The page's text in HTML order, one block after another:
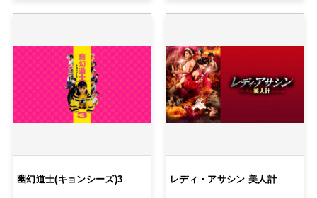
幽幻道士(キョンシーズ)3 レディ・アサシン 美人計